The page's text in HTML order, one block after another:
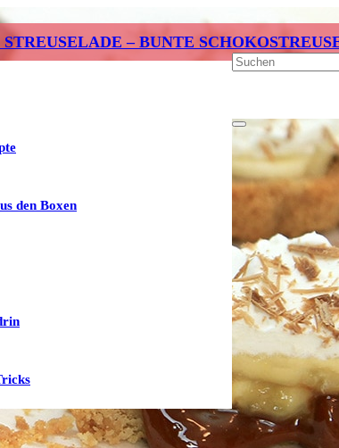
– BUNTE
den Boxen